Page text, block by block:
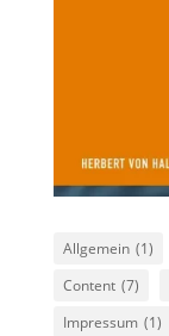
Allgemein (1)
Content (7)
Impressum (1)